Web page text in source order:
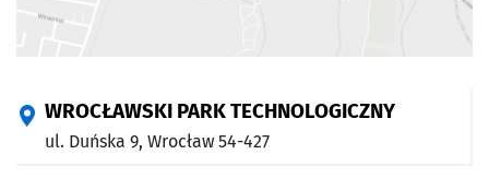
WROCŁAWSKI PARK TECHNOLOGICZNY
ul. Duńska 9, Wrocław 54-427